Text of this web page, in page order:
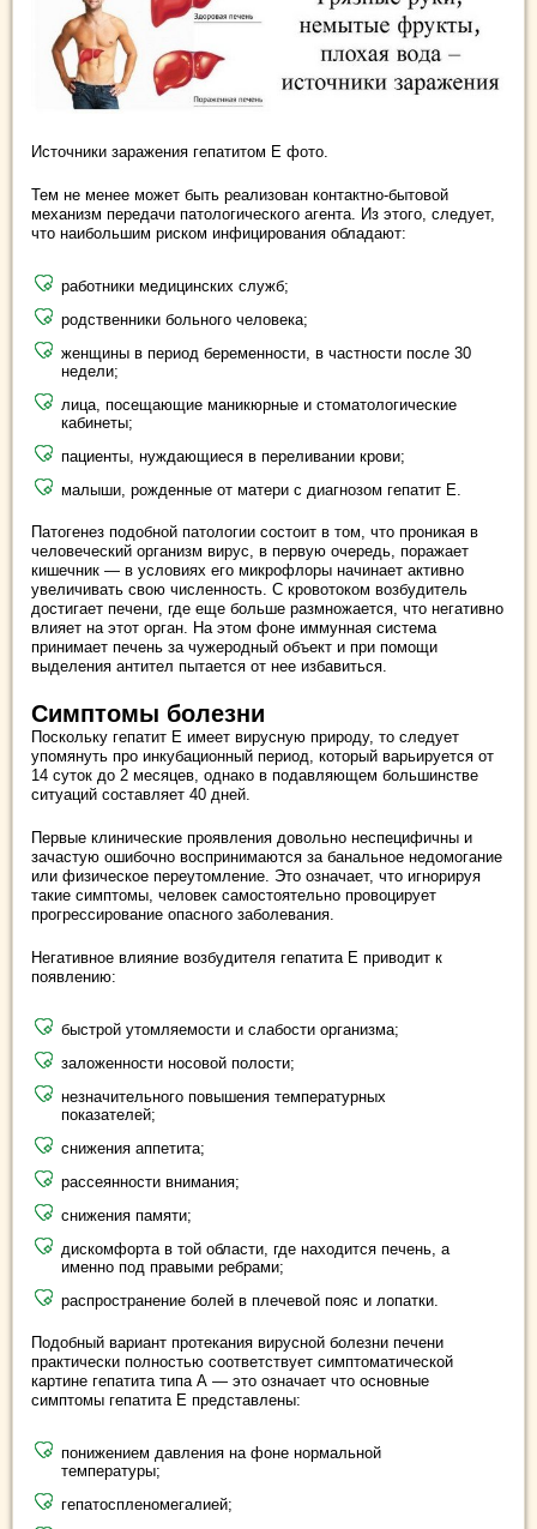
Источники заражения гепатитом Е фото.
Тем не менее может быть реализован контактно-бытовой
механизм передачи патологического агента. Из этого, следует,
что наибольшим риском инфицирования обладают:
работники медицинских служб;
родственники больного человека;
женщины в период беременности, в частности после 30
недели;
лица, посещающие маникюрные и стоматологические
кабинеты;
пациенты, нуждающиеся в переливании крови;
малыши, рожденные от матери с диагнозом гепатит Е.
Патогенез подобной патологии состоит в том, что проникая в
человеческий организм вирус, в первую очередь, поражает
кишечник — в условиях его микрофлоры начинает активно
увеличивать свою численность. С кровотоком возбудитель
достигает печени, где еще больше размножается, что негативно
влияет на этот орган. На этом фоне иммунная система
принимает печень за чужеродный объект и при помощи
выделения антител пытается от нее избавиться.
Симптомы болезни
Поскольку гепатит Е имеет вирусную природу, то следует
упомянуть про инкубационный период, который варьируется от
14 суток до 2 месяцев, однако в подавляющем большинстве
ситуаций составляет 40 дней.
Первые клинические проявления довольно неспецифичны и
зачастую ошибочно воспринимаются за банальное недомогание
или физическое переутомление. Это означает, что игнорируя
такие симптомы, человек самостоятельно провоцирует
прогрессирование опасного заболевания.
Негативное влияние возбудителя гепатита Е приводит к
появлению:
быстрой утомляемости и слабости организма;
заложенности носовой полости;
незначительного повышения температурных
показателей;
снижения аппетита;
рассеянности внимания;
снижения памяти;
дискомфорта в той области, где находится печень, а
именно под правыми ребрами;
распространение болей в плечевой пояс и лопатки.
Подобный вариант протекания вирусной болезни печени
практически полностью соответствует симптоматической
картине гепатита типа А — это означает что основные
симптомы гепатита Е представлены:
понижением давления на фоне нормальной
температуры;
гепатоспленомегалией;